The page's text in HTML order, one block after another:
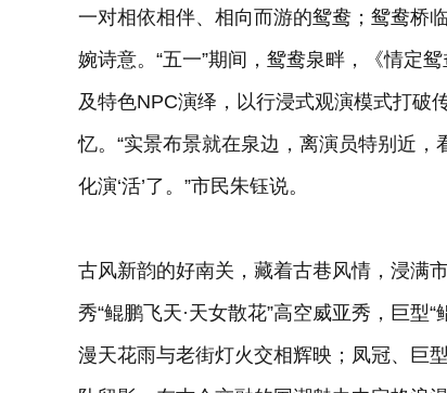
一对相依相伴、相向而游的鸳鸯；鸳鸯桥
婉诗意。“五一”期间，鸳鸯泉畔，《情定
及特色NPC演绎，以行浸式观演模式打破
忆。“实景布景就在泉边，离演员特别近
化演‘活’了。”市民朱钰说。
古风新韵的好南关，藏着古巷风情，浸满
秀“鲲鹏飞天·天女散花”高空威亚秀，巨型
漫天花雨与老街灯火交相辉映；凤冠、巨